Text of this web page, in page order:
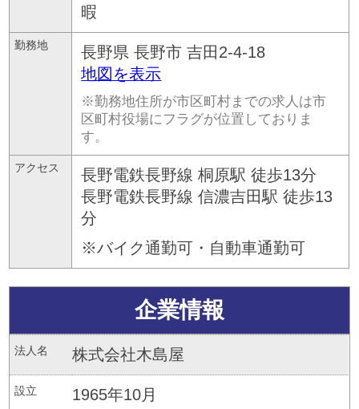
暇
勤務地 長野県 長野市 吉田2-4-18
地図を表示
※勤務地住所が市区町村までの求人は市
区町村役場にフラグが位置しておりま
す。
アクセス
長野電鉄長野線 桐原駅 徒歩13分
長野電鉄長野線 信濃吉田駅 徒歩13
分
※バイク通勤可・自動車通勤可
企業情報
法人名 株式会社木島屋
設立 1965年10月